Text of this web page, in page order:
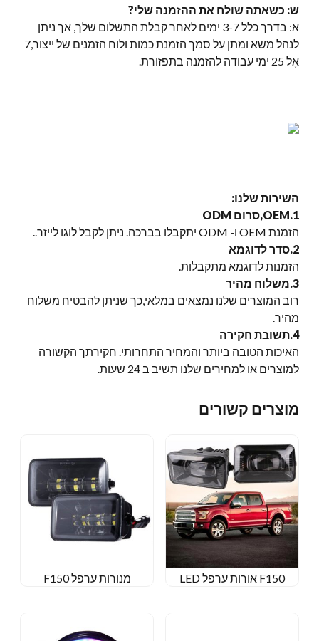
ש: כשאתה שולח את ההזמנה שלי?
א: בדרך כלל 3-7 ימים לאחר קבלת התשלום שלך, אך ניתן
לנהל משא ומתן על סמך הזמנת כמות ולוח הזמנים של ייצור,7
אֶל 25 ימי עבודה להזמנה בתפזורת.
השירות שלנו:
1.OEM,סרום ODM
הזמנת OEM ו- ODM יתקבלו בברכה. ניתן לקבל לוגו לייזר..
2.סדר לדוגמא
הזמנות לדוגמא מתקבלות.
3.משלוח מהיר
רוב המוצרים שלנו נמצאים במלאי,כך שניתן להבטיח משלוח
מהיר.
4.תשובת חקירה
האיכות הטובה ביותר והמחיר התחרותי. חקירתך הקשורה
למוצרים או למחירים שלנו תשיב ב 24 שעות.
מוצרים קשורים
מנורות ערפל F150 F150 אורות ערפל LED